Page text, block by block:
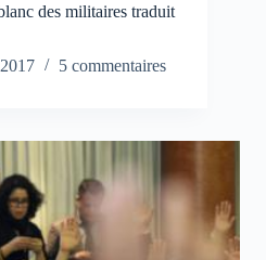
des militaires traduit
5 commentaires